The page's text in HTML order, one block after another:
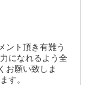
ント頂き有難う
になれるよう全
お願い致しま
す。